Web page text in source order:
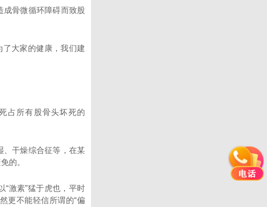
成骨微循环障碍而致股
了大家的健康，我们建
占所有股骨头坏死的
、干燥综合征等，在某
的。
“激素”猛于虎也，平时
更不能轻信所谓的“偏